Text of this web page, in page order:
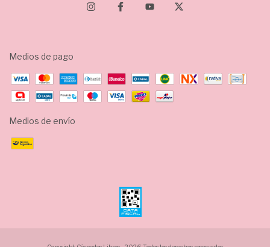
Medios de pago
Medios de envío